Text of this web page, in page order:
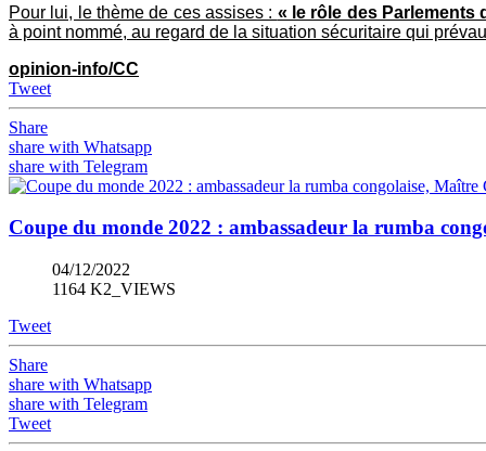
Pour lui, le thème de ces assises : « le rôle des Parlements
à point nommé, au regard de la situation sécuritaire qui
opinion-info/CC
Tweet
Share
share with Whatsapp
share with Telegram
Coupe du monde 2022 : ambassadeur la rumba
04/12/2022
1164 K2_VIEWS
Tweet
Share
share with Whatsapp
share with Telegram
Tweet